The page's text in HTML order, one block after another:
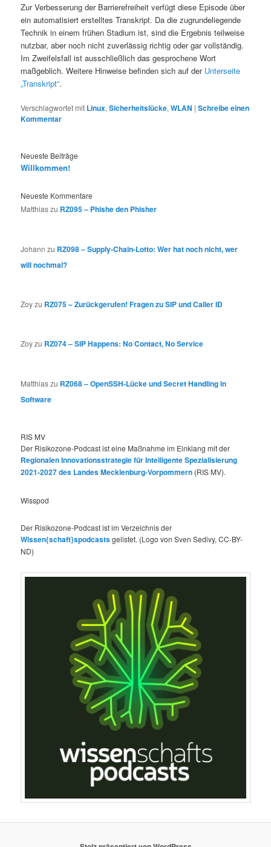
Zur Verbesserung der Barrierefreiheit verfügt diese Episode über
ein automatisiert erstelltes Transkript. Da die zugrundeliegende
Technik in einem frühen Stadium ist, sind die Ergebnis teilweise
nutzbar, aber noch nicht zuverlässig richtig oder gar vollständig.
Im Zweifelsfall ist ausschließlich das gesprochene Wort
maßgeblich. Weitere Hinweise befinden sich auf der Unterseite
„Transkript“.
Verschlagwortet mit Linux,Sicherheitslücke,WLAN |Schreibe einen
Kommentar
Neueste Beiträge
Willkommen!
Neueste Kommentare
Matthiaszu RZ095 – Phishe den Phisher
Johann zu RZ098 – Supply-Chain-Lotto: Wer hat noch nicht, wer
will nochmal?
Zoyzu RZ075 – Zurückgerufen! Fragen zu SIP und Caller ID
Zoyzu RZ074 – SIP Happens: No Contact, No Service
Matthiaszu RZ068 – OpenSSH-Lücke und Secret Handling in
Software
RIS MV
Der Risikozone-Podcast ist eine Maßnahme im Einklang mit der
Regionalen Innovationsstrategie für Intelligente Spezialisierung
2021-2027 des Landes Mecklenburg-Vorpommern (RIS MV).
Wisspod
Der Risikozone-Podcast ist im Verzeichnis der
Wissen{schaft}spodcastsgelistet. (Logo von Sven Sedivy, CC-BY-
ND)